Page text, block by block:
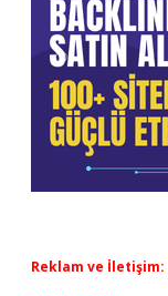
Reklam ve İletişim: